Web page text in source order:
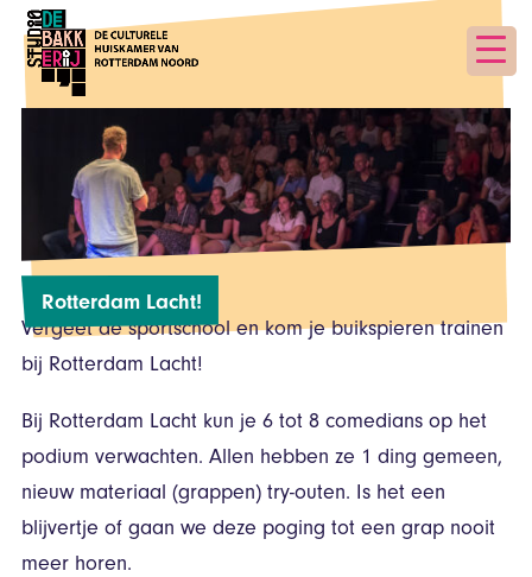
Rotterdam Lacht!
Vergeet de sportschool en kom je buikspieren trainen
bij Rotterdam Lacht!
Bij Rotterdam Lacht kun je 6 tot 8 comedians op het
podium verwachten. Allen hebben ze 1 ding gemeen,
nieuw materiaal (grappen) try-outen. Is het een
blijvertje of gaan we deze poging tot een grap nooit
meer horen.